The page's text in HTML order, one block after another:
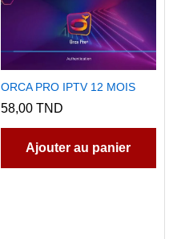
ORCA PRO IPTV 12 MOIS
58,00 TND
Ajouter au panier